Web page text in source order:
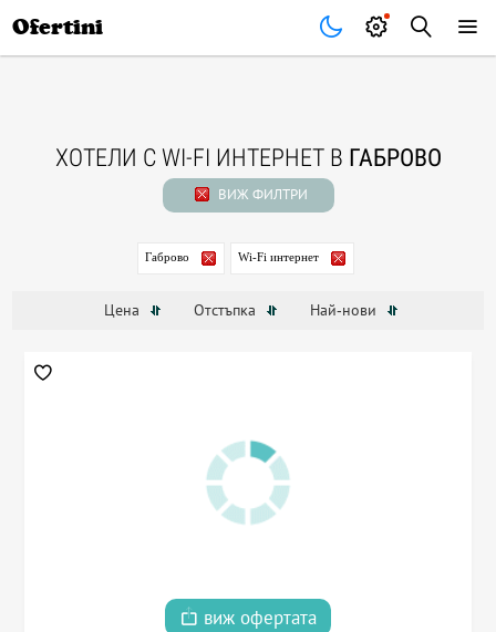
Ofertini
ХОТЕЛИ С WI-FI ИНТЕРНЕТ В ГАБРОВО
ВИЖ ФИЛТРИ
Габрово Wi-Fi интернет
Цена Отстъпка Най-нови
виж офертата